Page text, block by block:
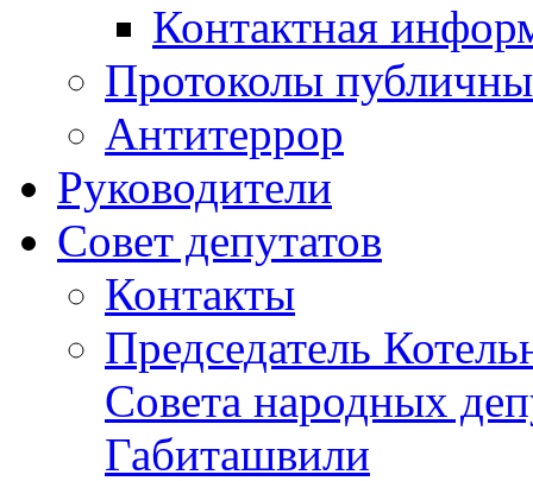
Контактная
Протоколы
Антитеррор
Руководители
Совет депутатов
Контакты
Председатель
Совета народных
Габиташвили